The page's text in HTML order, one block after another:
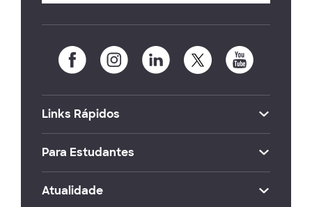
Links Rápidos
Para Estudantes
Atualidade